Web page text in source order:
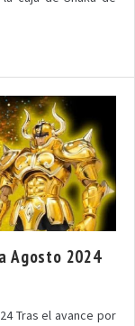
Agosto 2024
Tras el avance por